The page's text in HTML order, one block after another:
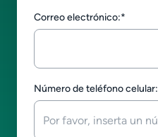
Correo electrónico:*
Número de teléfono celular: